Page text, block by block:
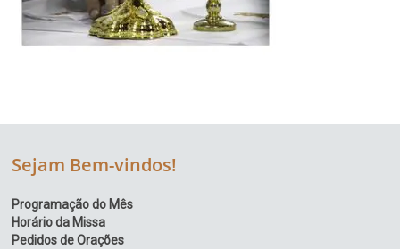
Sejam Bem-vindos!
Programação do Mês
Horário da Missa
Pedidos de Orações